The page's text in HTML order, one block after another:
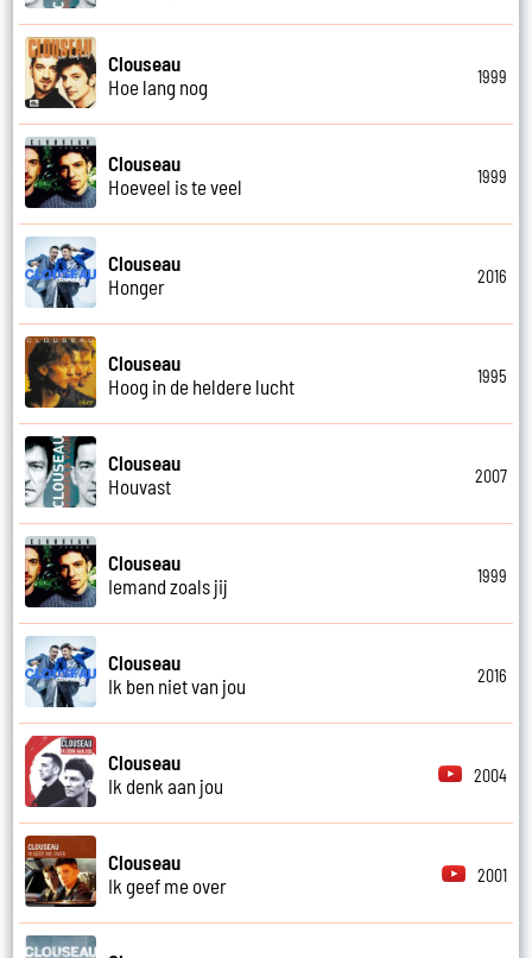
Clouseau
Hoe lang nog
1999
Clouseau
Hoeveel is te veel
1999
Clouseau
Honger
2016
Clouseau
Hoog in de heldere lucht
1995
Clouseau
Houvast
2007
Clouseau
Iemand zoals jij
1999
Clouseau
Ik ben niet van jou
2016
Clouseau
Ik denk aan jou
2004
Clouseau
Ik geef me over
2001